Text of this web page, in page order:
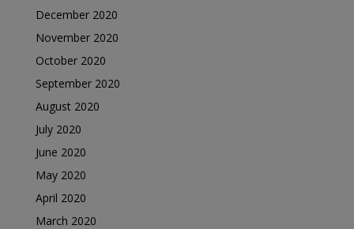
December 2020
November 2020
October 2020
September 2020
August 2020
July 2020
June 2020
May 2020
April 2020
March 2020